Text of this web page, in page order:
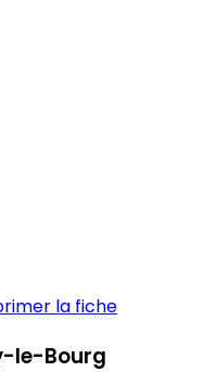
la fiche
le-Bourg